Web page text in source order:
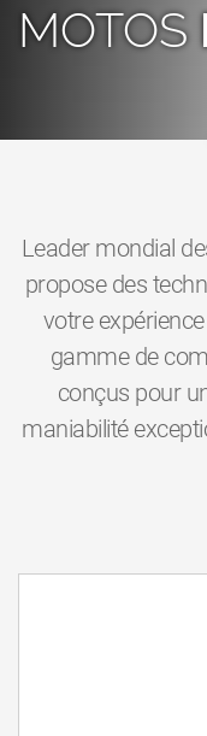
MOTOS
Leader mondial
propose des
votre
gamme de
conçus pour
maniabilité